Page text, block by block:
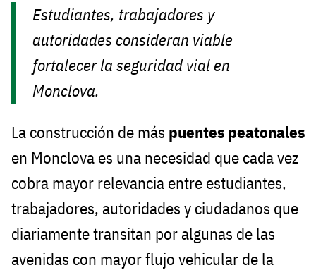
Estudiantes, trabajadores y
autoridades consideran viable
fortalecer la seguridad vial en
Monclova.
La construcción de más puentes peatonales
en Monclova es una necesidad que cada vez
cobra mayor relevancia entre estudiantes,
trabajadores, autoridades y ciudadanos que
diariamente transitan por algunas de las
avenidas con mayor flujo vehicular de la